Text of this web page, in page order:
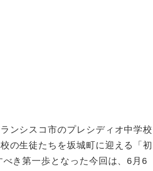
ンシスコ市のプレシディオ中学校
の生徒たちを坂城町に迎える「初
き第一歩となった今回は、6月6